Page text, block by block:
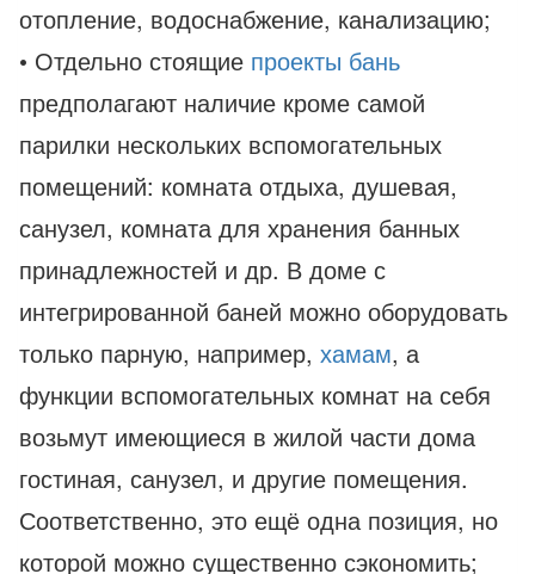
отопление, водоснабжение, канализацию;
• Отдельно стоящие проекты бань
предполагают наличие кроме самой
парилки нескольких вспомогательных
помещений: комната отдыха, душевая,
санузел, комната для хранения банных
принадлежностей и др. В доме с
интегрированной баней можно оборудовать
только парную, например, хамам, а
функции вспомогательных комнат на себя
возьмут имеющиеся в жилой части дома
гостиная, санузел, и другие помещения.
Соответственно, это ещё одна позиция, но
которой можно существенно сэкономить;